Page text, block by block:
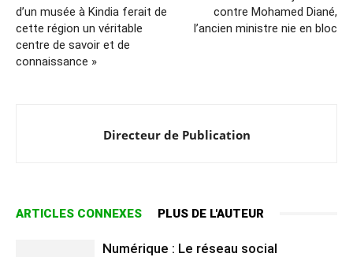
d’un musée à Kindia ferait de
cette région un véritable
centre de savoir et de
connaissance »
contre Mohamed Diané,
l’ancien ministre nie en bloc
Directeur de Publication
ARTICLES CONNEXES PLUS DE L'AUTEUR
Numérique : Le réseau social